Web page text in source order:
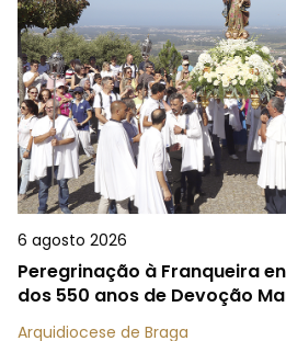
6 agosto 2026
Peregrinação à Franqueira
dos 550 anos de Devoção
Arquidiocese de Braga